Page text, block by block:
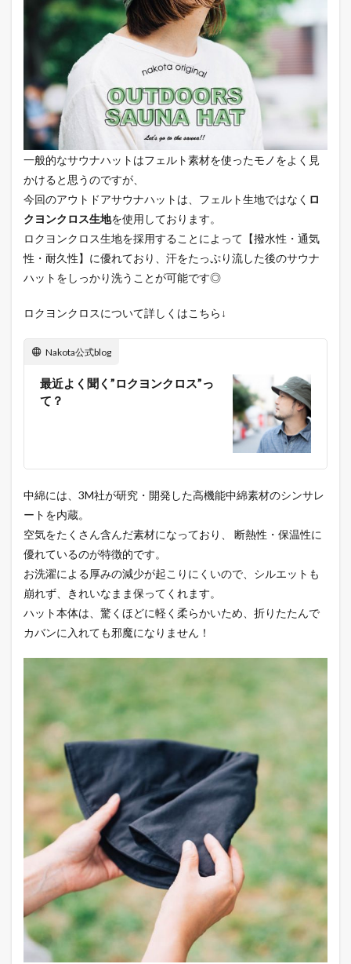
一般的なサウナハットはフェルト素材を使ったモノをよく見
かけると思うのですが、
今回のアウトドアサウナハットは、フェルト生地ではなく ロ
クヨンクロス生地を使用しております。
ロクヨンクロス生地を採用することによって【撥水性・通気
性・耐久性】に優れており、汗をたっぷり流した後のサウナ
ハットをしっかり洗うことが可能です◎
ロクヨンクロスについて詳しくはこちら↓
Nakota公式blog
最近よく聞く”ロクヨンクロス”っ
て？
中綿には、3M社が研究・開発した高機能中綿素材のシンサレ
ートを内蔵。
空気をたくさん含んだ素材になっており、 断熱性・保温性に
優れているのが特徴的です。
お洗濯による厚みの減少が起こりにくいので、シルエットも
崩れず、きれいなまま保ってくれます。
ハット本体は、驚くほどに軽く柔らかいため、折りたたんで
カバンに入れても邪魔になりません！